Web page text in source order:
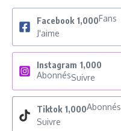
Facebook 1,000Fans
J'aime
Instagram 1,000
AbonnésSuivre
Tiktok 1,000Abonnés
Suivre